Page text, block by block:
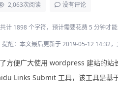
2,063次阅读 没有评论
共计 1898 个字符，预计需要花费 5 分钟才能
提醒：本文最后更新于 2019-05-12 14:32，
方便广大使用 wordpress 建站的
Links Submit 工具，该工具是基